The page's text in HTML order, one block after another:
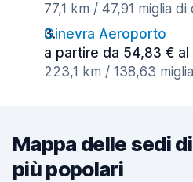
77,1 km / 47,91 miglia di
Ginevra Aeroporto
a partire da 54,83 € al
223,1 km / 138,63
Mappa delle sedi
più popolari